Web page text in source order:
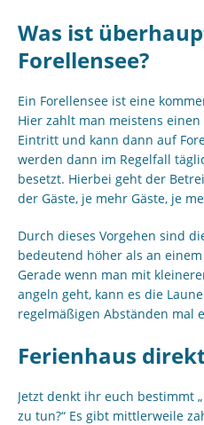
Was ist
Forellensee?
Ein Forellensee ist eine
Hier zahlt man meistens einen
Eintritt und kann dann auf
werden dann im Regelfall
besetzt. Hierbei geht der
der Gäste, je mehr Gäste, je
Durch dieses Vorgehen sind
bedeutend höher als an
Gerade wenn man mit
angeln geht, kann es die
regelmäßigen Abständen mal
Ferienhaus
Jetzt denkt ihr euch bestimmt
zu tun?“ Es gibt mittlerweile